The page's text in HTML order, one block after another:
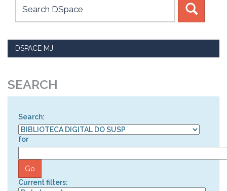
DSPACE MJ
SEARCH
Search:
for
Current filters: